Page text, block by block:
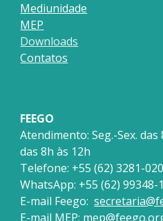
Mediunidade
MEP
Downloads
Contatos
FEEGO
Atendimento:Seg.-Sex. das
das 8h às 12h
Telefone: +55 (62) 3281-
WhatsApp: +55 (62) 99348-
E-mail Feego:
E-mail MEP: